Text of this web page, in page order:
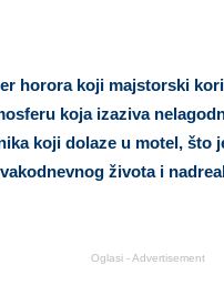
horora koji majstorski
koja izaziva
koji dolaze u motel, što
života i
Oglasi - Advertisement